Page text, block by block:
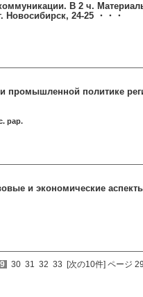
В 2 ч.
24-25 ・・・
промышленной политике
pap.
и экономические
30 31 32 33 [次の10件] ページ